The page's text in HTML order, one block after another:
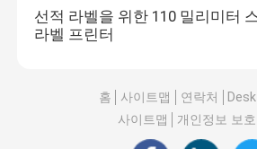
선적 라벨을 위한 110 밀리미터
라벨 프린터
홈 사이트맵 연락처
사이트맵
개인정보 보